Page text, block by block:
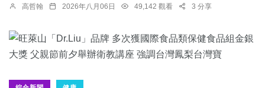
高哲翰 2026年八月06日 49,142 觀看 3 分享